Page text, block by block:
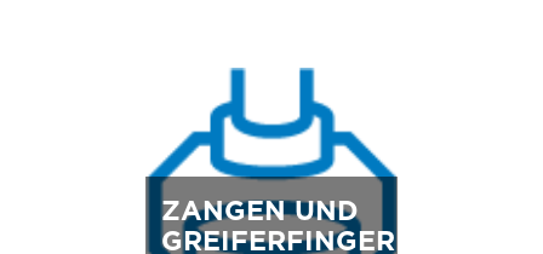
ZANGEN UND
GREIFERFINGER